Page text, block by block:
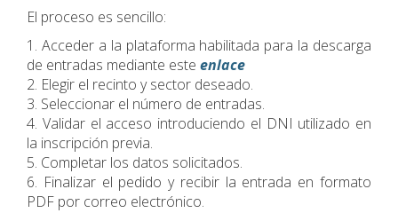
El proceso es sencillo:
1. Acceder a la plataforma habilitada para la descarga
de entradas mediante este enlace
2. Elegir el recinto y sector deseado.
3. Seleccionar el número de entradas.
4. Validar el acceso introduciendo el DNI utilizado en
la inscripción previa.
5. Completar los datos solicitados.
6. Finalizar el pedido y recibir la entrada en formato
PDF por correo electrónico.